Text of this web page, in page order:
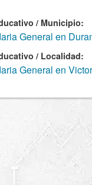
/ Municipio:
General en
/ Localidad:
General en